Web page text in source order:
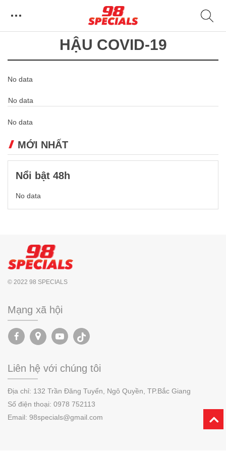
HẬU COVID-19
No data
No data
No data
MỚI NHẤT
Nổi bật 48h
No data
© 2022 98 SPECIALS
Mạng xã hội
Liên hệ với chúng tôi
Địa chỉ: 132 Trần Đăng Tuyển, Ngô Quyền, TP.Bắc Giang
Số điện thoại: 0978 752113
Email: 98specials@gmail.com